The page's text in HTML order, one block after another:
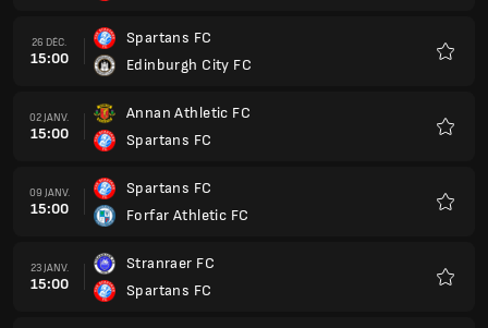
26 DÉC.
15:00
Spartans FC
Edinburgh City FC
02 JANV.
15:00
Annan Athletic FC
Spartans FC
09 JANV.
15:00
Spartans FC
Forfar Athletic FC
23 JANV.
15:00
Stranraer FC
Spartans FC